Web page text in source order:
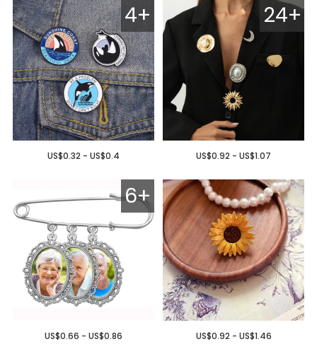
24+
US$0.92 - US$1.07
4+
US$0.32 - US$0.4
US$0.92 - US$1.46
6+
US$0.66 - US$0.86